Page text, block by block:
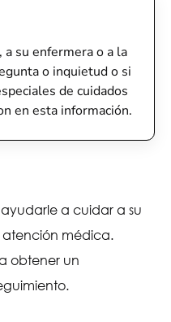
su enfermera o a la
o inquietud o si
de cuidados
en esta información.
a cuidar a su
atención médica.
obtener un